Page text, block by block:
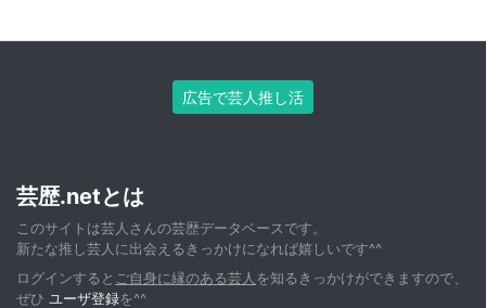
広告で芸人推し活
芸歴.netとは
このサイトは芸人さんの芸歴データベースです。
新たな推し芸人に出会えるきっかけになれば嬉しいです^^
ログインすると ご自身に縁のある芸人 を知るきっかけができますので、
ぜひ ユーザ登録を^^